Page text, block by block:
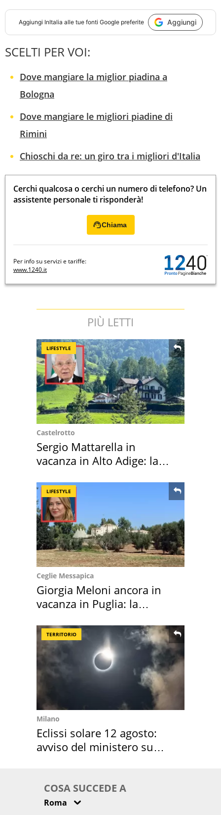
Aggiungi InItalia alle tue fonti Google preferite Aggiungi
SCELTI PER VOI:
Dove mangiare la miglior piadina a
Bologna
Dove mangiare le migliori piadine di
Rimini
Chioschi da re: un giro tra i migliori d'Italia
Cerchi qualcosa o cerchi un numero di telefono? Un
assistente personale ti risponderà!
Chiama
Per info su servizi e tariffe:
www.1240.it
PIÙ LETTI
LIFESTYLE
Castelrotto
Sergio Mattarella in
vacanza in Alto Adige: la
LIFESTYLE
Ceglie Messapica
Giorgia Meloni ancora in
vacanza in Puglia: la
TERRITORIO
Milano
Eclissi solare 12 agosto:
avviso del ministero su